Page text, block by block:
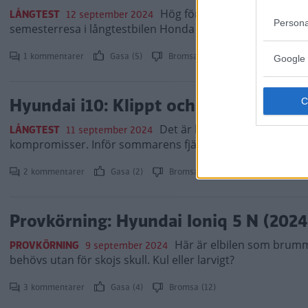
Google
LÅNGTEST 12 september 2024 Hög förbrukning och
semesterresa i långtestbilen Honda CR-V.
1 kommentarer Gasa (5) Bromsa (6)
Hyundai i10: Klippt och skuren för
LÅNGTEST 11 september 2024 Det är klart att Sveriges
kompromisser. Inför sommarens fjällsemester försökte
2 kommentarer Gasa (2) Bromsa (3)
Provkörning: Hyundai Ioniq 5 N
PROVKÖRNING 9 september 2024 Här är elbilen som
behövs utan för skojs skull. Kul eller larvigt?
3 kommentarer Gasa (4) Bromsa (12)